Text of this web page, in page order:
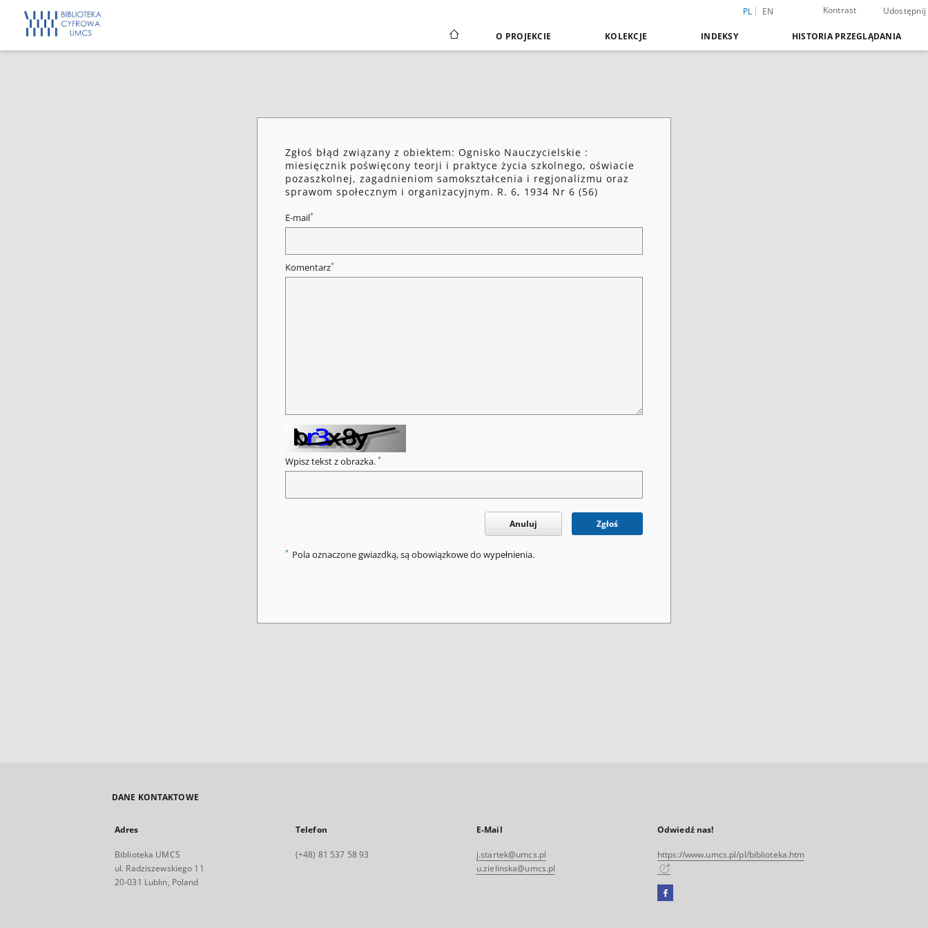
PL EN Kontrast Udostępnij
O PROJEKCIE KOLEKCJE INDEKSY HISTORIA PRZEGLĄDANIA
Zgłoś błąd związany z obiektem: Ognisko Nauczycielskie :
miesięcznik poświęcony teorji i praktyce życia szkolnego, oświacie
pozaszkolnej, zagadnieniom samokształcenia i regjonalizmu oraz
sprawom społecznym i organizacyjnym. R. 6, 1934 Nr 6 (56)
E-mail*
Komentarz*
Wpisz tekst z obrazka. *
Anuluj Zgłoś
* Pola oznaczone gwiazdką, są obowiązkowe do wypełnienia.
DANE KONTAKTOWE
Adres
Biblioteka UMCS
ul. Radziszewskiego 11
20-031 Lublin, Poland
Telefon
(+48) 81 537 58 93
E-Mail
j.startek@umcs.pl
u.zielinska@umcs.pl
Odwiedź nas!
https://www.umcs.pl/pl/biblioteka.htm
Facebook